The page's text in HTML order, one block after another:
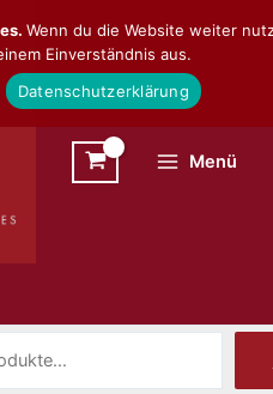
Menü
Wenn du die Website weiter
Einverständnis aus.
Datenschutzerklärung